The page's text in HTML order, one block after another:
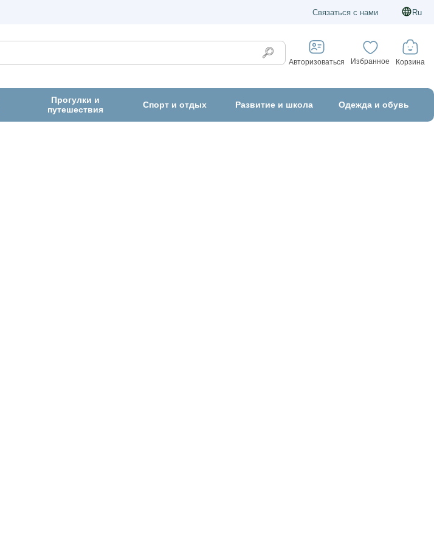
Связаться с нами Ru
Авторизоваться Избранное Корзина
Прогулки и
путешествия
Спорт и отдых Развитие и школа Одежда и обувь